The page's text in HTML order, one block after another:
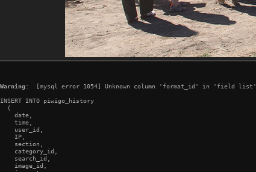
Warning:  [mysql error 1054] Unknown column 'format_id' in 'field list'
INSERT INTO piwigo_history
  (
    date,
    time,
    user_id,
    IP,
    section,
    category_id,
    search_id,
    image_id,